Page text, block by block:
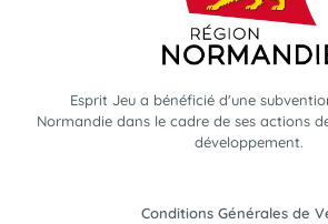
Esprit Jeu a bénéficié d'une
Normandie dans le cadre de ses actions
développement.
Conditions Générales de